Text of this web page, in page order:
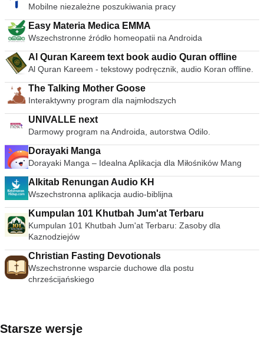
Mobilne niezależne poszukiwania pracy
Easy Materia Medica EMMA
Wszechstronne źródło homeopatii na Androida
Al Quran Kareem text book audio Quran offline
Al Quran Kareem - tekstowy podręcznik, audio Koran offline.
The Talking Mother Goose
Interaktywny program dla najmłodszych
UNIVALLE next
Darmowy program na Androida, autorstwa Odilo.
Dorayaki Manga
Dorayaki Manga – Idealna Aplikacja dla Miłośników Mang
Alkitab Renungan Audio KH
Wszechstronna aplikacja audio-biblijna
Kumpulan 101 Khutbah Jum'at Terbaru
Kumpulan 101 Khutbah Jum'at Terbaru: Zasoby dla
Kaznodziejów
Christian Fasting Devotionals
Wszechstronne wsparcie duchowe dla postu
chrześcijańskiego
Starsze wersje